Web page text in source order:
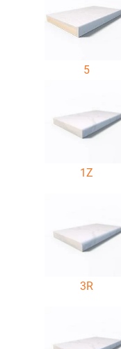
5
1Z
3R